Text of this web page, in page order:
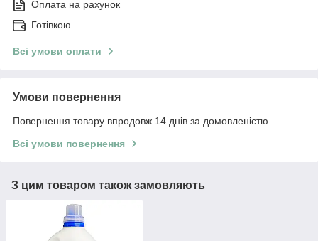
Оплата на рахунок
Готівкою
Всі умови оплати
Умови повернення
Повернення товару впродовж 14 днів за домовленістю
Всі умови повернення
З цим товаром також замовляють